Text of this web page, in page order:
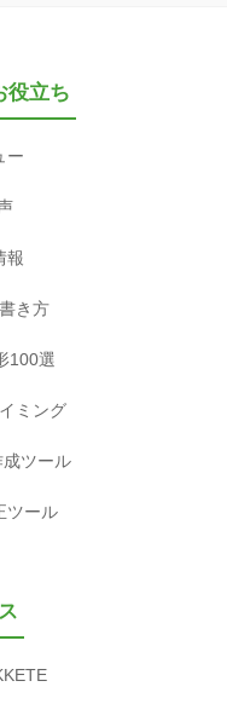
役立ち
ー
報
き方
100選
ミング
ツール
ツール